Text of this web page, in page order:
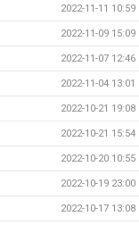
2022-11-11 10:59
2022-11-09 15:09
2022-11-07 12:46
2022-11-04 13:01
2022-10-21 19:08
2022-10-21 15:54
2022-10-20 10:55
2022-10-19 23:00
2022-10-17 13:08